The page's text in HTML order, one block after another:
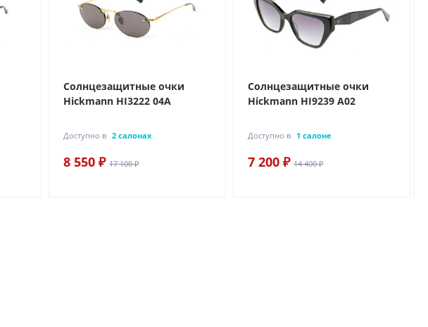
Солнцезащитные очки
Hickmann HI3222 04A
Доступно в 2 салонах
8 550 ₽ 17 100 ₽
Солнцезащитные очки
Hickmann HI9239 A02
Доступно в 1 салоне
7 200 ₽ 14 400 ₽